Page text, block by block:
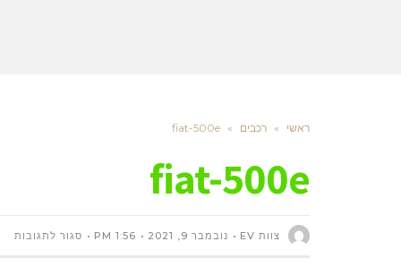
ראשי » רכבים »
fiat-500e
fiat-500e
צוות EV נובמבר 9, 2021 1:56 PM סגור לתגובותעל